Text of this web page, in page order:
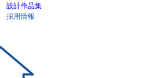
設計作品集
採用情報